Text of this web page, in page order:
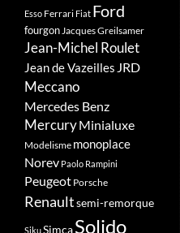
Esso Ferrari Fiat Ford
fourgonJacques Greilsamer
Jean-Michel Roulet
Jean de Vazeilles JRD
Meccano
Mercedes Benz
MercuryMinialuxe
Modelisme monoplace
Norev Paolo Rampini
Peugeot Porsche
Renaultsemi-remorque
SikuSimcaSolido